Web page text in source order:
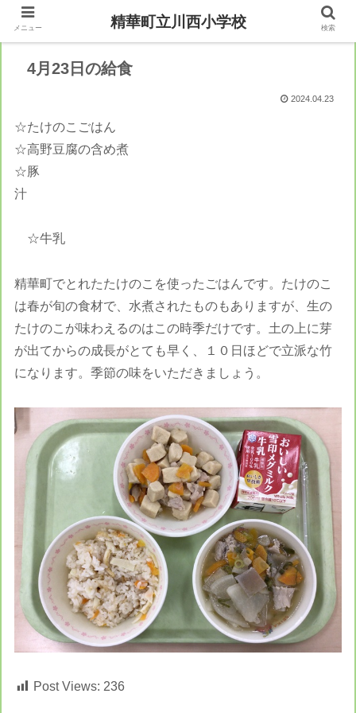
4月23日の給食
2024.04.23
☆たけのこごはん
☆高野豆腐の含め煮
☆豚
汁
☆牛乳
精華町でとれたたけのこを使ったごはんです。たけのこ
は春が旬の食材で、水煮されたものもありますが、生の
たけのこが味わえるのはこの時季だけです。土の上に芽
が出てからの成長がとても早く、１０日ほどで立派な竹
になります。季節の味をいただきましょう。
Post Views: 236
メニュー 精華町立川西小学校 検索